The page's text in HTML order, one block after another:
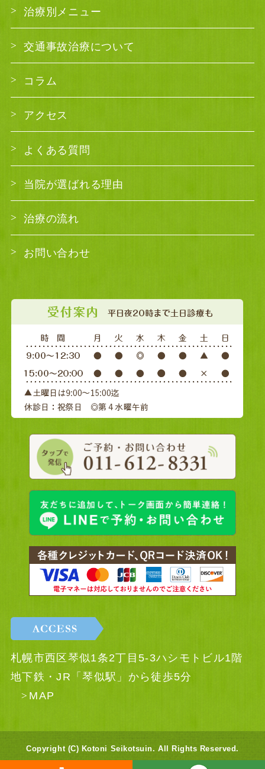
治療別メニュー
交通事故治療について
コラム
アクセス
よくある質問
当院が選ばれる理由
治療の流れ
お問い合わせ
札幌市西区琴似1条2丁目5-3ハシモトビル1階
地下鉄・JR「琴似駅」から徒歩5分
MAP
Copyright (C) Kotoni Seikotsuin. All Rights Reserved.